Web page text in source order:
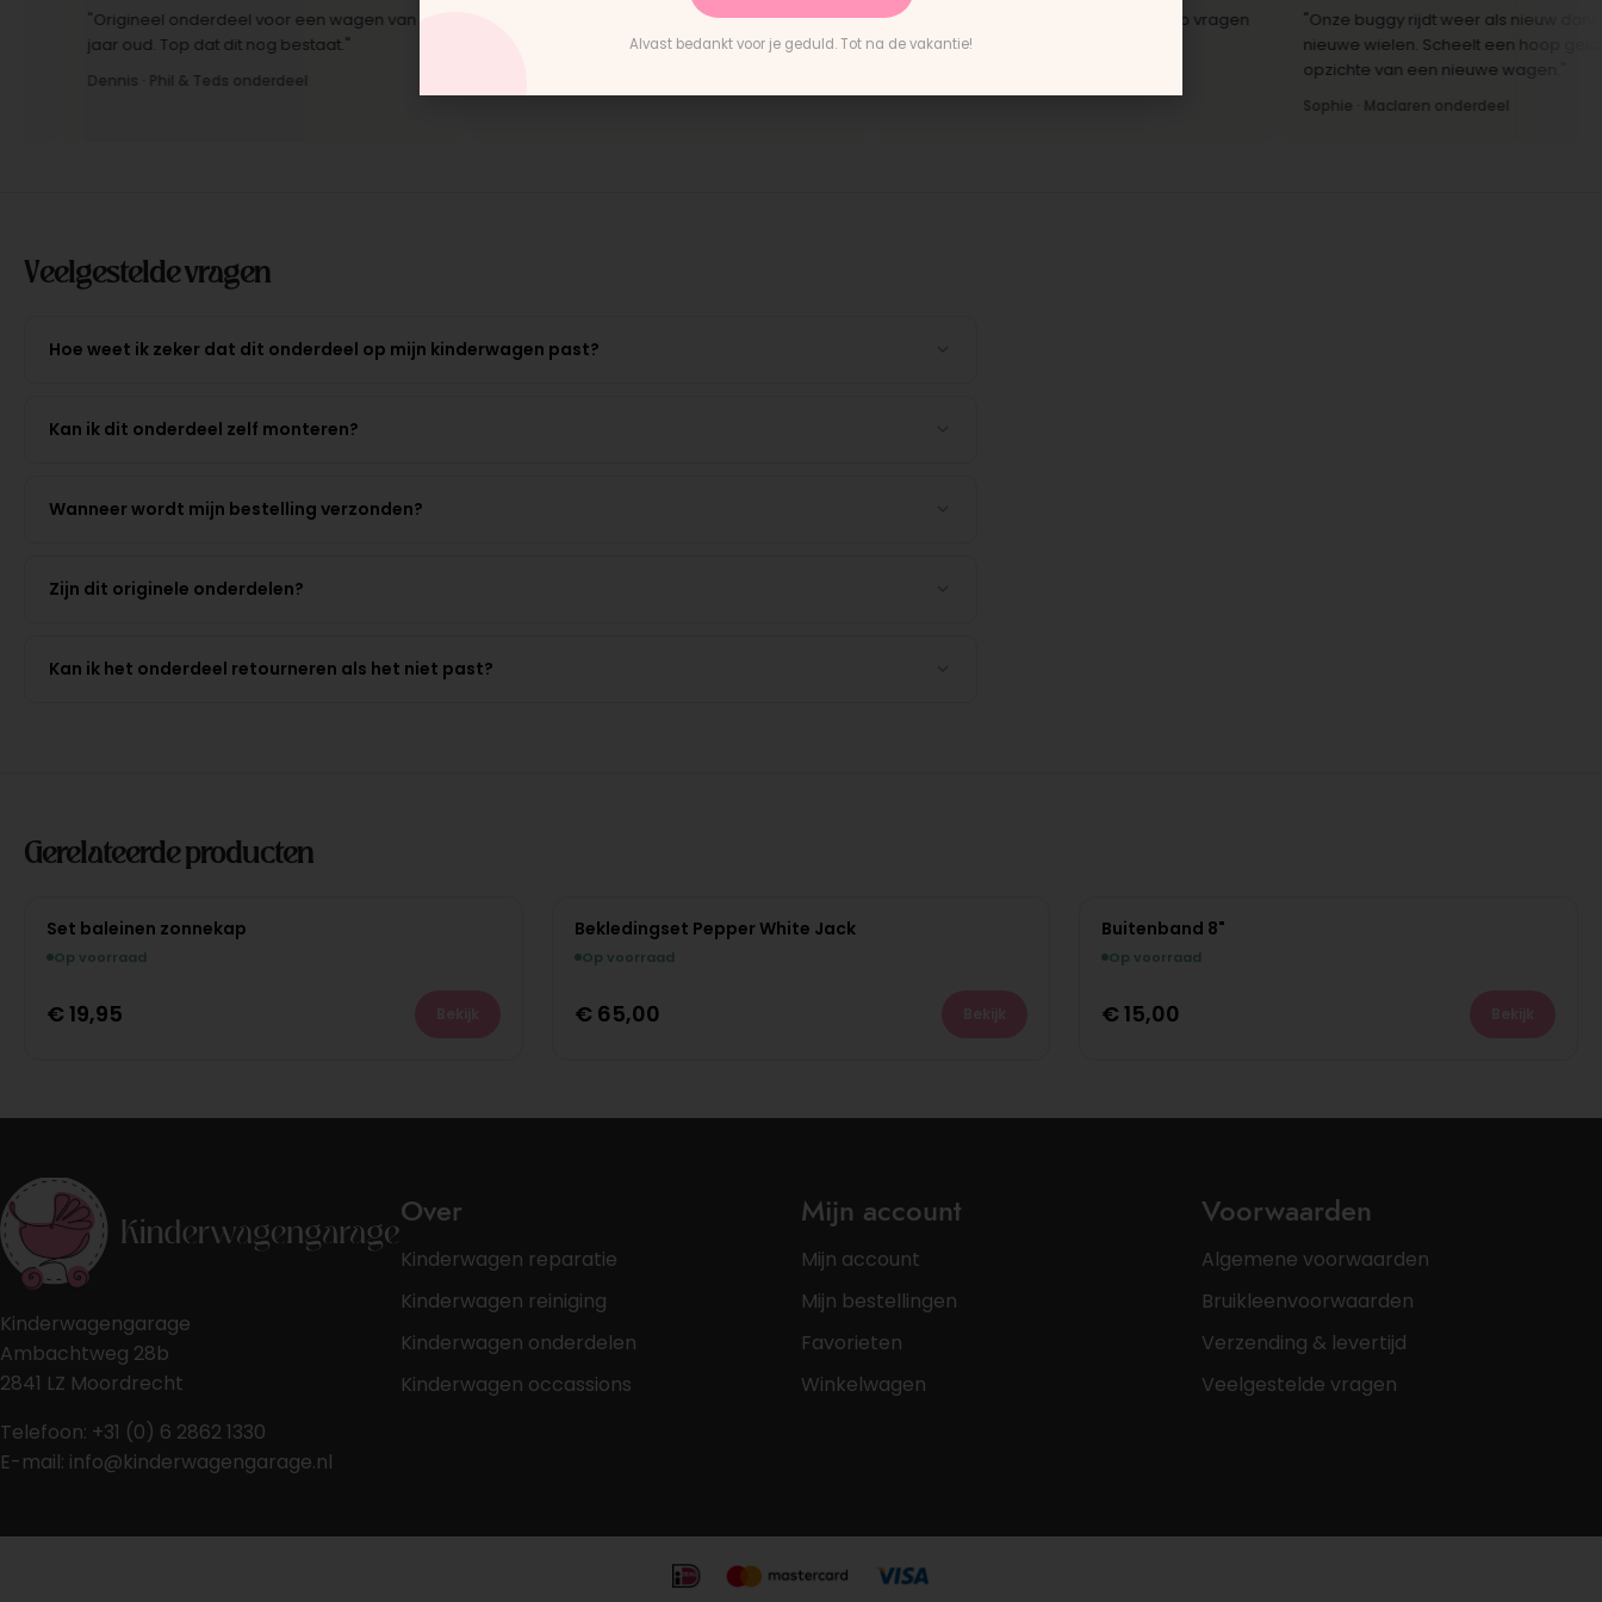
"Origineel onderdeel voor een wagen van 10
jaar oud. Top dat dit nog bestaat."
Dennis · Phil & Teds onderdeel
"Snelle levering en het paste perfect.
Montage-instructies waren duidelijk."
"Persoonlijk contact, snelle reactie op vragen
en eerlijk advies. Aanrader."
"Onze buggy rijdt weer als nieuw dankzij de
nieuwe wielen. Scheelt een hoop geld ten
opzichte van een nieuwe wagen."
Sophie · Maclaren onderdeel
Veelgestelde vragen
Hoe weet ik zeker dat dit onderdeel op mijn kinderwagen past?
Kan ik dit onderdeel zelf monteren?
Wanneer wordt mijn bestelling verzonden?
Zijn dit originele onderdelen?
Kan ik het onderdeel retourneren als het niet past?
Gerelateerde producten
Set baleinen zonnekap
Op voorraad
€ 19,95
Bekledingset Pepper White Jack
Op voorraad
€ 65,00
Buitenband 8"
Op voorraad
€ 15,00
Kinderwagengarage
Ambachtweg 28b
2841 LZ Moordrecht
Telefoon: +31 (0) 6 2862 1330
E-mail: info@kinderwagengarage.nl
Over
Kinderwagen reparatie
Kinderwagen reiniging
Kinderwagen onderdelen
Kinderwagen occassions
Mijn account
Mijn account
Mijn bestellingen
Favorieten
Winkelwagen
Voorwaarden
Algemene voorwaarden
Bruikleenvoorwaarden
Verzending & levertijd
Veelgestelde vragen
Alvast bedankt voor je geduld. Tot na de vakantie!